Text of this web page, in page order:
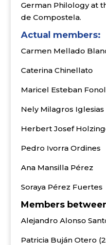
German Philology at
de Compostela.
Actual members:
Carmen Mellado
Caterina Chinellato
Maricel Esteban
Nely Milagros Iglesias
Herbert Josef
Pedro Ivorra Ordines
Ana Mansilla Pérez
Soraya Pérez Fuertes
Members
Alejandro Alonso
Patricia Buján Otero